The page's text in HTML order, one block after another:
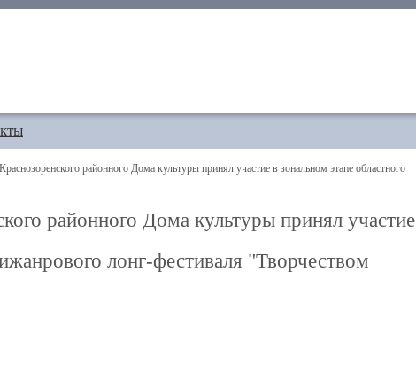
районного Дома культуры принял участие в зональном этапе областного
районного Дома культуры принял участие
лонг-фестиваля "Творчеством